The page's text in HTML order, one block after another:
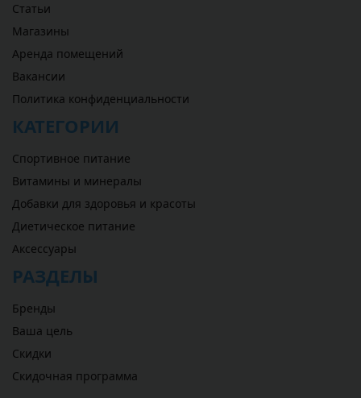
Статьи
Магазины
Аренда помещений
Вакансии
Политика конфиденциальности
КАТЕГОРИИ
Спортивное питание
Витамины и минералы
Добавки для здоровья и красоты
Диетическое питание
Аксессуары
РАЗДЕЛЫ
Бренды
Ваша цель
Скидки
Скидочная программа